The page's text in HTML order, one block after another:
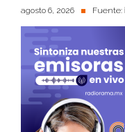
agosto 6, 2026 Fuente: